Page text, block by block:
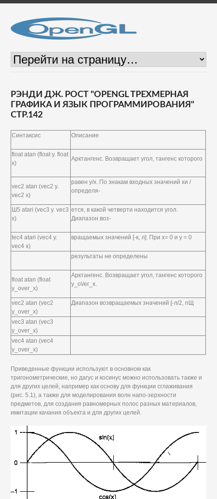
РЭНДИ ДЖ. РОСТ "OPENGL ТРЕХМЕРНАЯ
ГРАФИКА И ЯЗЫК ПРОГРАММИРОВАНИЯ"
СТР.142
Синтаксис Описание
float atan (float у. float
x)
Арктангенс. Возвращает угол, тангенс которого
vec2 atan (vec2 y.
vec2 x)
равен у/х. По знакам входных значений хи /
определя-
Ш5 atari (vec3 y. vec3
x)
ется, в какой четверти находится угол.
Диапазон воз-
tec4 atari (vec4 y.
vec4 x)
вращаемых значений [-к, л]. При х= 0 и у = 0
результаты не определены
float atan (float
y_over_x)
Арктангенс. Возвращает угол, тангенс которого
у_о\/ег_х.
vec2 atan (vec2
y_over_x)
Диапазон возвращаемых значений [-л/2, пЩ
vec3 atan (vec3
y_over_x)
vec4 atan (vec4
y_over_x)
Приведенные функции используют в основном как
тригонометрические, но дагус и косинус можно использовать также и
для других целей, например как основу для функции сглаживания
(рис. 5.1), а также для моделирования волн напо-зерхности
предметов, для создания равномерных полос разных материалов,
имитации качания объекта и для других целей.